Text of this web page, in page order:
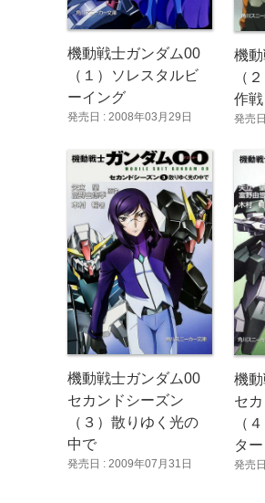
機動戦士ガンダム00
（１）ソレスタルビ
ーイング
発売日 : 2008年03月29日
機
（
作戦
発売
機動戦士ガンダム00
セカンドシーズン
（３）散りゆく光の
中で
発売日 : 2009年07月31日
機
セ
（
タ
発売